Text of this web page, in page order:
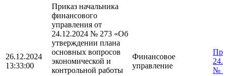
26.12.2024
13:33:00
Приказ начальника
финансового
управления от
24.12.2024 № 273 «Об
утверждении плана
основных вопросов
экономической и
контрольной работы
Финансовое
управление
№